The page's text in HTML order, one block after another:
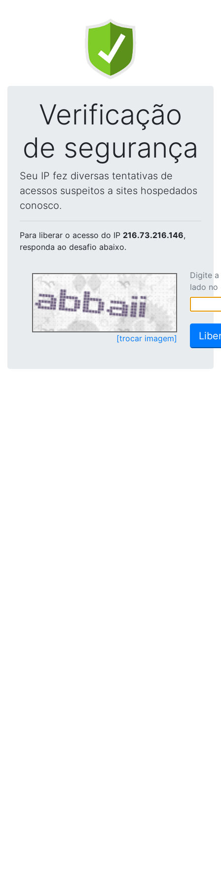
Verificação
de segurança
Seu IP fez diversas tentativas de
acessos suspeitos a sites hospedados
conosco.
Para liberar o acesso do IP 216.73.216.146,
responda ao desafio abaixo.
[trocar imagem]
Digite
lado no